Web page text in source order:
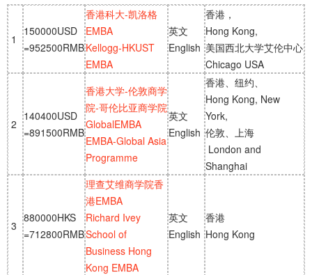
1
150000USD
=952500RMB
香港科大-凯洛格
EMBA
Kellogg-HKUST
EMBA
英文
English
香港，
Hong Kong,
美国西北大学艾伦中心
Chicago USA
2
140400USD
=891500RMB
香港大学-伦敦商学
院-哥伦比亚商学院
GlobalEMBA
EMBA-Global Asia
Programme
英文
English
香港、纽约、
Hong Kong, New
York,
伦敦、上海
London and
Shanghai
3
880000HKS
=712800RMB
理查艾维商学院香
港EMBA
Richard Ivey
School of
Business Hong
Kong EMBA
英文
English
香港
Hong Kong